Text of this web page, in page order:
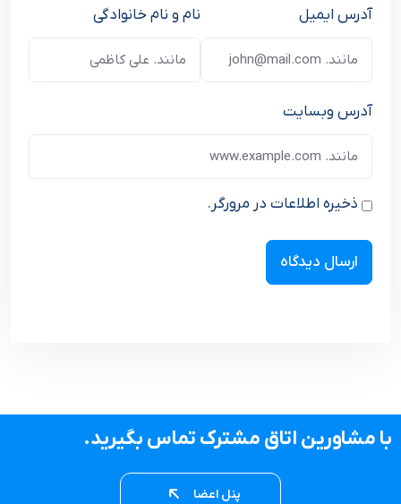
نام و نام خانوادگی آدرس ایمیل
آدرس وبسایت
ذخیره اطلاعات در مرورگر.
با مشاورین اتاق مشترک تماس بگیرید.
پنل اعضا